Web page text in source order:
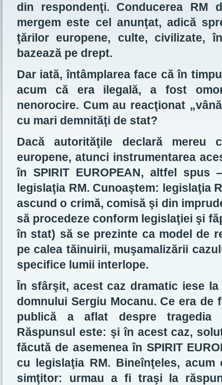
din respondenţi. Conducerea RM
mergem este cel anunţat, adică
ţărilor europene, culte, civilizate,
bazează pe drept.
Dar iată, întâmplarea face că în
acum că era ilegală, a fost
nenorocire. Cum au reacţionat
cu mari demnităţi de stat?
Dacă autorităţile declară mereu
europene, atunci instrumentarea
în SPIRIT EUROPEAN, altfel
legislaţia RM. Cunoaştem: legislaţia
ascund o crimă, comisă şi din
să procedeze conform legislaţiei şi
în stat) să se prezinte ca model de
pe calea tăinuirii, muşamalizării
specifice lumii interlope.
În sfârşit, acest caz dramatic iese
domnului Sergiu Mocanu. Ce era de
publică a aflat despre tragedia
Răspunsul este: şi în acest caz,
făcută de asemenea în SPIRIT
cu legislaţia RM. Bineînţeles,
simţitor: urmau a fi traşi la